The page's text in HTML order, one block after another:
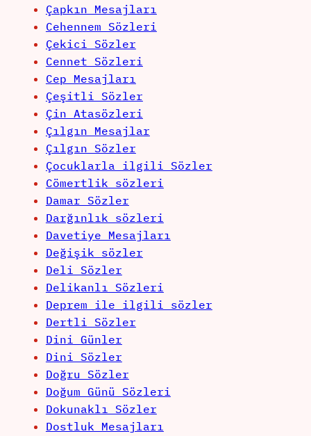
Çapkın Mesajları
Cehennem Sözleri
Çekici Sözler
Cennet Sözleri
Cep Mesajları
Çeşitli Sözler
Çin Atasözleri
Çılgın Mesajlar
Çılgın Sözler
Çocuklarla ilgili Sözler
Cömertlik sözleri
Damar Sözler
Darğınlık sözleri
Davetiye Mesajları
Değişik sözler
Deli Sözler
Delikanlı Sözleri
Deprem ile ilgili sözler
Dertli Sözler
Dini Günler
Dini Sözler
Doğru Sözler
Doğum Günü Sözleri
Dokunaklı Sözler
Dostluk Mesajları